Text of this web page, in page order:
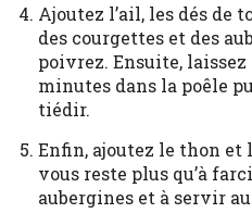
Ajoutez l’ail, les dés de
des courgettes et des
poivrez. Ensuite,
minutes dans la poêle
tiédir.
Enfin, ajoutez le thon et
vous reste plus qu’à
aubergines et à servir